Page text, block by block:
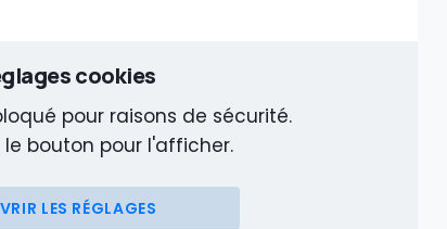
cookies
pour raisons de sécurité.
le bouton pour l'afficher.
LES RÉGLAGES